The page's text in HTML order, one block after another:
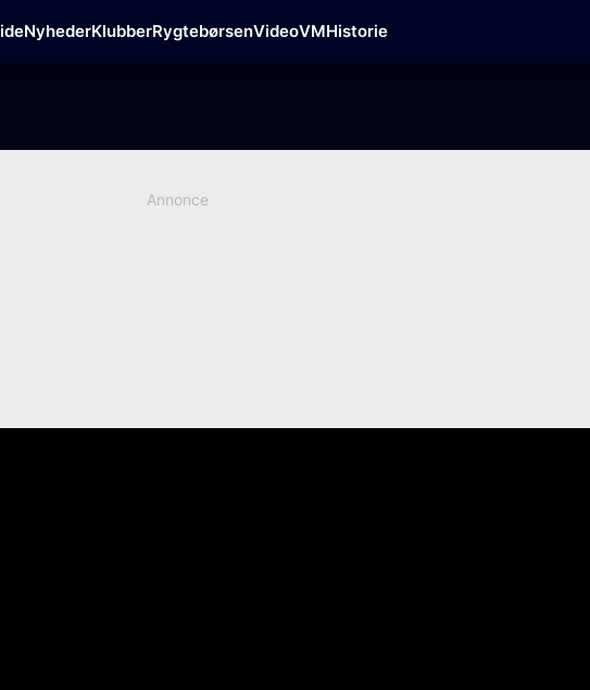
NyhederKlubberRygtebørsenVideoVMHistorie
Annonce